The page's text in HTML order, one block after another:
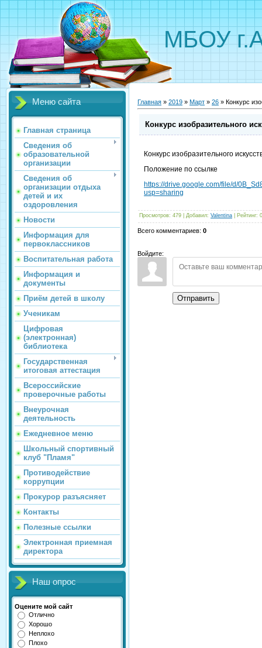
МБОУ
Меню сайта
Главная страница
Сведения об
образовательной
организации
Сведения об
организации отдыха
детей и их
оздоровления
Новости
Информация для
первоклассников
Воспитательная работа
Информация и
документы
Приём детей в школу
Ученикам
Цифровая
(электронная)
библиотека
Государственная
итоговая аттестация
Всероссийские
проверочные работы
Внеурочная
деятельность
Ежедневное меню
Школьный спортивный
клуб "Пламя"
Противодействие
коррупции
Прокурор разъясняет
Контакты
Полезные ссылки
Электронная приемная
директора
Наш опрос
Оцените мой сайт
Отлично
Хорошо
Неплохо
Плохо
Главная » 2019 » Март » 26 » Конкурс
Конкурс изобразительного
Конкурс изобразительного
Положение по ссылке
https://drive.google.com/file/d/
usp=sharing
Просмотров: 479 Добавил: Valentina Рейтинг:
Всего комментариев: 0
Войдите:
Отправить